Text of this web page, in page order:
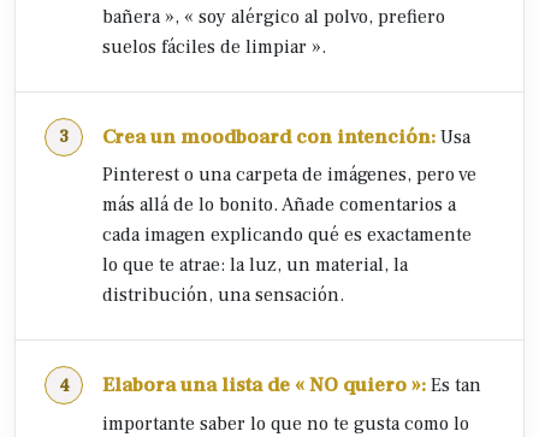
bañera », « soy alérgico al polvo, prefiero
suelos fáciles de limpiar ».
Crea un moodboard con intención: Usa
Pinterest o una carpeta de imágenes, pero ve
más allá de lo bonito. Añade comentarios a
cada imagen explicando qué es exactamente
lo que te atrae: la luz, un material, la
distribución, una sensación.
Elabora una lista de « NO quiero »: Es tan
importante saber lo que no te gusta como lo